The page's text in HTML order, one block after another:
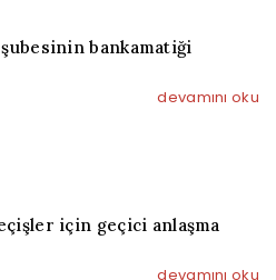
bankamatiği
devamını oku
için geçici anlaşma
devamını oku